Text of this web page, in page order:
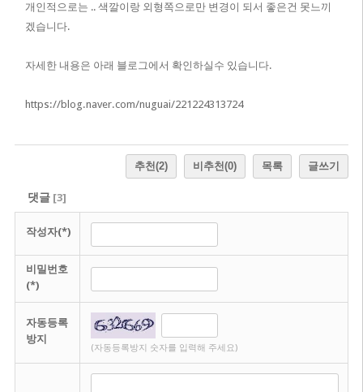
개인적으로는 .. 색깔이랑 외형쪽으로만 변경이 되서 좋은건 못느끼
겠습니다.
자세한 내용은 아래 블로그에서 확인하실수 있습니다.
https://blog.naver.com/nuguai/221224313724
추천(2) 비추천(0) 목록 글쓰기
댓글[3]
작성자(*)
비밀번호
(*)
자동등록
방지
(자동등록방지 숫자를 입력해 주세요)